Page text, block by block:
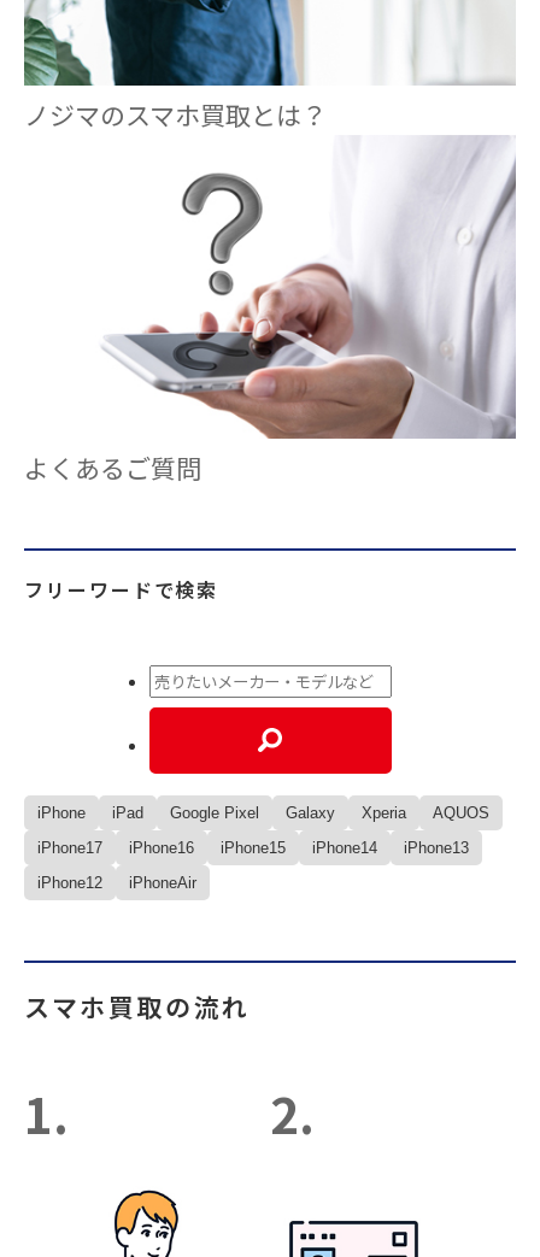
ノジマのスマホ買取とは？
よくあるご質問
フリーワードで検索
iPhone iPad Google Pixel Galaxy Xperia
AQUOS
iPhone17
iPhone16 iPhone15 iPhone14
iPhone13
iPhone12
iPhoneAir
スマホ買取の流れ
1. 2.